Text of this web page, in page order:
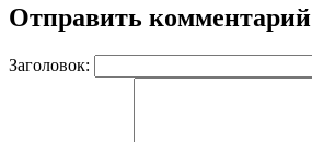
Отправить комментарий
Заголовок: